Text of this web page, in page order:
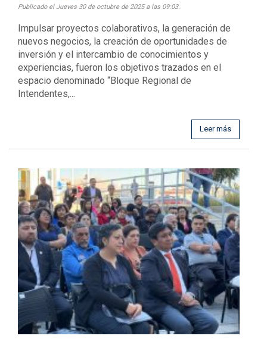
Publicado el Jueves 30 de octubre de 2025 a las 09:03.
Impulsar proyectos colaborativos, la generación de
nuevos negocios, la creación de oportunidades de
inversión y el intercambio de conocimientos y
experiencias, fueron los objetivos trazados en el
espacio denominado “Bloque Regional de
Intendentes,...
Leer más